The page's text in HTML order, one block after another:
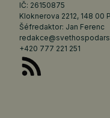
IČ: 26150875
Kloknerova 2212, 148 00
Šéfredaktor: Jan Ferenc
+420 777 221 251